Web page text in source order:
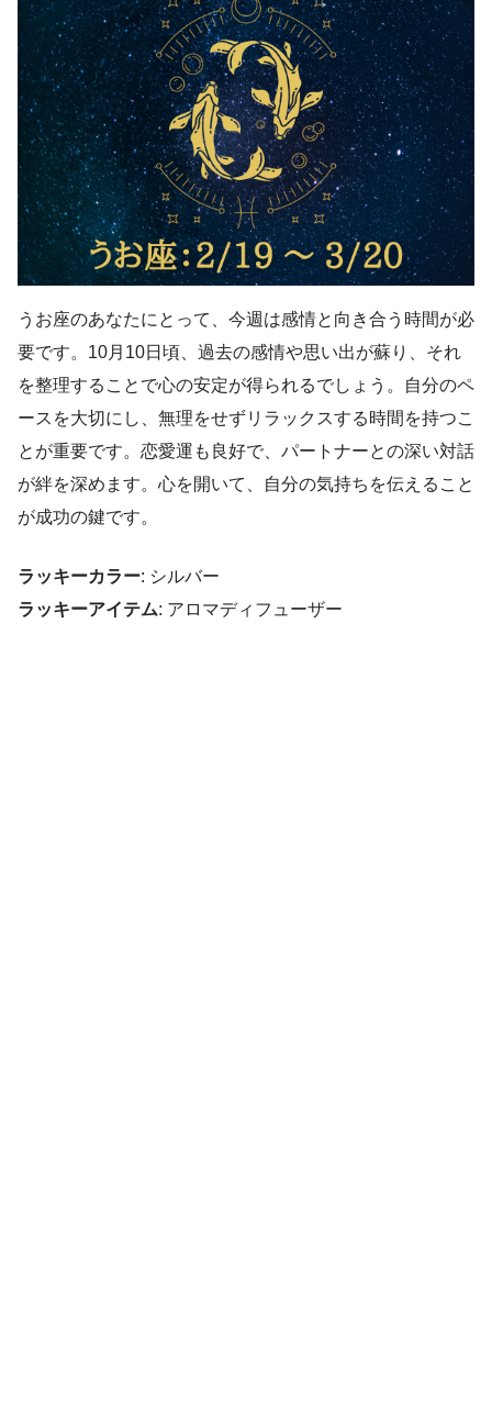
うお座のあなたにとって、今週は感情と向き合う時間が必
要です。10月10日頃、過去の感情や思い出が蘇り、それ
を整理することで心の安定が得られるでしょう。自分のペ
ースを大切にし、無理をせずリラックスする時間を持つこ
とが重要です。恋愛運も良好で、パートナーとの深い対話
が絆を深めます。心を開いて、自分の気持ちを伝えること
が成功の鍵です。
ラッキーカラー: シルバー
ラッキーアイテム: アロマディフューザー